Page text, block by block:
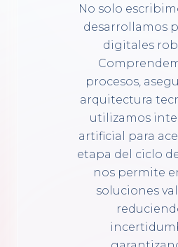
No solo
desarrollamos
digitales
procesos,
arquitectura
utilizamos
artificial para
etapa del ciclo
nos permite
soluciones